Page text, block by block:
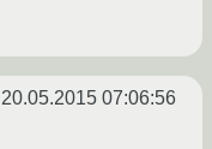
20.05.2015 07:06:56